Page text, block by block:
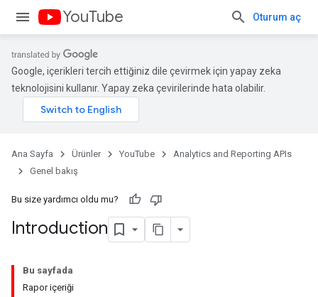
YouTube Oturum aç
Google, içerikleri tercih ettiğiniz dile çevirmek için yapay zeka
teknolojisini kullanır. Yapay zeka çevirilerinde hata olabilir.
Ana Sayfa Ürünler YouTube
Analytics and Reporting APIs
Genel bakış
Bu size yardımcı oldu mu?
Introduction
Bu sayfada
Rapor içeriği